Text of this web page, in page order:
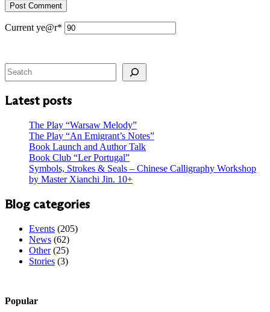
Post Comment
Current ye@r*
Search
Latest posts
The Play “Warsaw Melody”
The Play “An Emigrant’s Notes”
Book Launch and Author Talk
Book Club “Ler Portugal”
Symbols, Strokes & Seals – Chinese Calligraphy Workshop
by Master Xianchi Jin. 10+
Blog categories
Events (205)
News (62)
Other(25)
Stories (3)
Popular